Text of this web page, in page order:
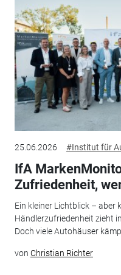
25.06.2026 #Institut für
IfA
Zufriedenheit,
Ein kleiner Lichtblick – aber
Händlerzufriedenheit zieht
Doch viele Autohäuser
von Christian Richter